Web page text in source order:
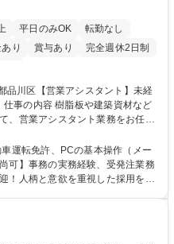
平日のみOK
転勤なし
り 賞与あり
完全週休2日制
、営業アシスタント業務をお任せ
力、各所への発注・加工依頼のほ
・発注業務：FA
リントアウト、各仕入先・協力会
求書の作成および発送手配 ■商
運転免許、PCの基本操作（メー
可】事務の実務経験、受発注業務
！人柄と意欲を重視した採用を行
、約束を守り正確に作業を進めら
や関数知識は一切不要です。丁